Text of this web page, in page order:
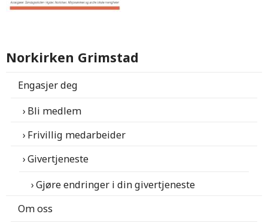
Norkirken Grimstad
Engasjer deg
Bli medlem
Frivillig medarbeider
Givertjeneste
Gjøre endringer i din givertjeneste
Om oss